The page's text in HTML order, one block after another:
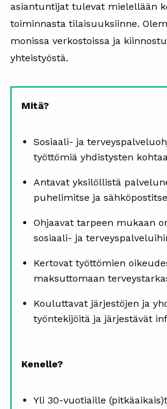
asiantuntijat tulevat mielellään
toiminnasta tilaisuuksiinne.
monissa verkostoissa ja
yhteistyöstä.
Mitä?
Sosiaali- ja
työttömiä yhdistysten
Antavat yksilöllistä
puhelimitse ja sähköpostitse
Ohjaavat tarpeen mukaan
sosiaali- ja
Kertovat työttömien
maksuttomaan
Kouluttavat järjestöjen ja
työntekijöitä ja järjestävät
Kenelle?
Yli 30-vuotiaille